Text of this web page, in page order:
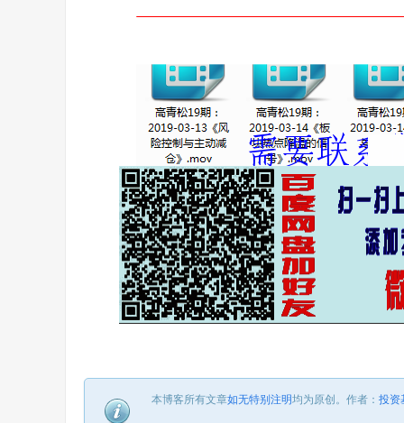
本博客所有文章如无特别注明均为原创。 作者： 投资